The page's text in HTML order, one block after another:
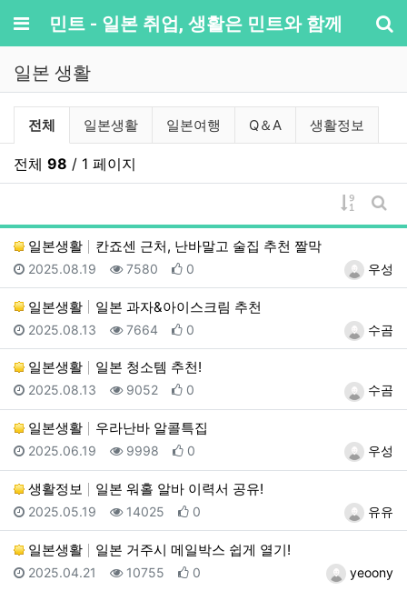
메뉴민트 - 일본 취업, 생활은 민트와 함께
일본 생활
일본 생활 분류 목록
전체 일본생활 일본여행 Q＆A 생활정보
전체 98 / 1 페이지
게시물
게
일본생활
칸죠센 근처, 난바말고 술집 추천 짤막
등록자우성
등록일
2025.08.19 조회
7580 추천
0
일본생활 일본 과자&아이스크림 추천
등록자수곰
등록일
2025.08.13 조회
7664 추천
0
일본생활 일본 청소템 추천!
등록자수곰
등록일
2025.08.13 조회
9052 추천
0
일본생활 우라난바 알콜특집
등록자우성
등록일
2025.06.19 조회
9998 추천
0
생활정보 일본 워홀 알바 이력서 공유!
등록자유유
등록일
2025.05.19 조회
14025 추천
0
일본생활 일본 거주시 메일박스 쉽게 열기!
등록자yeoony
등록일
2025.04.21 조회
10755 추천
0